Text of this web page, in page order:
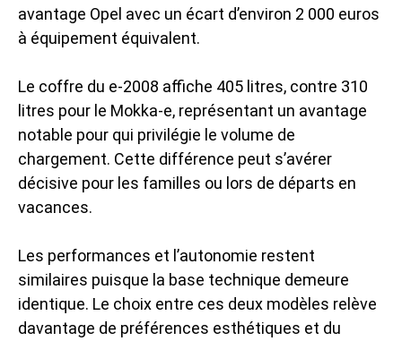
avantage Opel avec un écart d’environ 2 000 euros
à équipement équivalent.
Le coffre du e-2008 affiche 405 litres, contre 310
litres pour le Mokka-e, représentant un avantage
notable pour qui privilégie le volume de
chargement. Cette différence peut s’avérer
décisive pour les familles ou lors de départs en
vacances.
Les performances et l’autonomie restent
similaires puisque la base technique demeure
identique. Le choix entre ces deux modèles relève
davantage de préférences esthétiques et du